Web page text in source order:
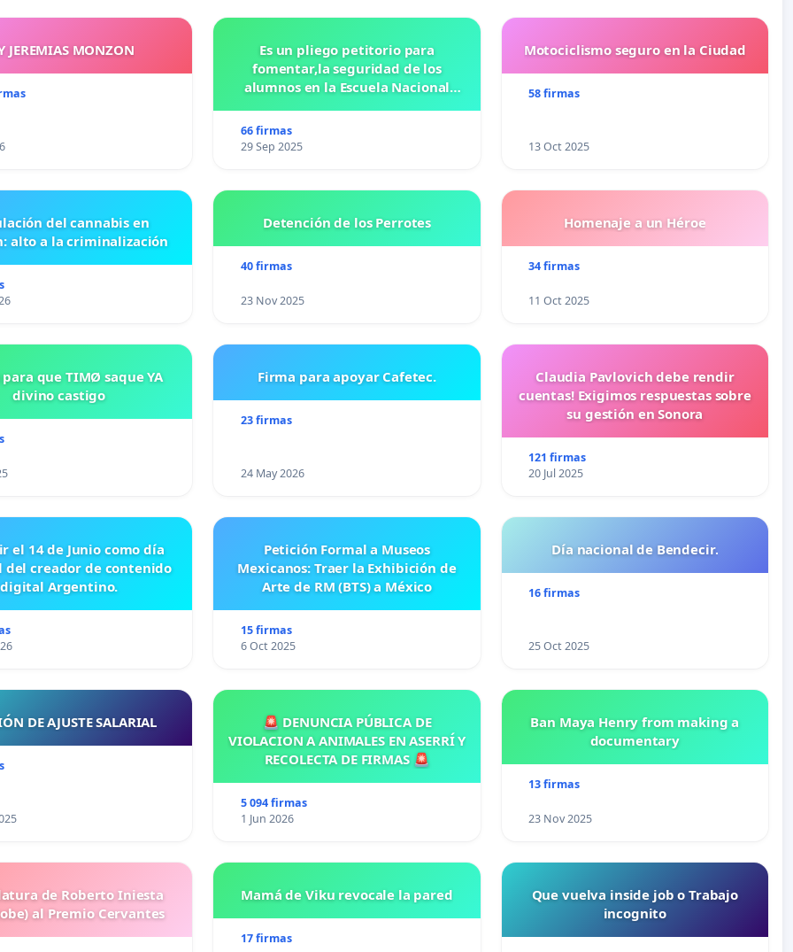
JEREMIAS MONZON
Es un pliego petitorio para
fomentar,la seguridad de los
alumnos en la Escuela Nacional
66 firmas
29 Sep 2025
Motociclismo seguro en la Ciudad
58 firmas
13 Oct 2025
del cannabis en
alto a la criminalización
Detención de los Perrotes
40 firmas
23 Nov 2025
Homenaje a un Héroe
34 firmas
11 Oct 2025
que TIMØ saque YA
divino castigo
Firma para apoyar Cafetec.
23 firmas
24 May 2026
Claudia Pavlovich debe rendir
cuentas! Exigimos respuestas sobre
su gestión en Sonora
121 firmas
20 Jul 2025
el 14 de Junio como día
del creador de contenido
digital Argentino.
Petición Formal a Museos
Mexicanos: Traer la Exhibición de
Arte de RM (BTS) a México
15 firmas
6 Oct 2025
Día nacional de Bendecir.
16 firmas
25 Oct 2025
DE AJUSTE SALARIAL
🚨 DENUNCIA PÚBLICA DE
VIOLACION A ANIMALES EN ASERRÍ Y
RECOLECTA DE FIRMAS 🚨
5 094 firmas
1 Jun 2026
Ban Maya Henry from making a
documentary
13 firmas
23 Nov 2025
de Roberto Iniesta
al Premio Cervantes
Mamá de Viku revocale la pared
17 firmas
Que vuelva inside job o Trabajo
incognito